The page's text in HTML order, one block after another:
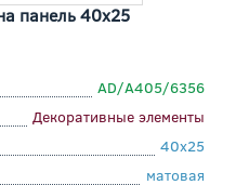
панель 40x25
AD/A405/6356
Декоративные элементы
40x25
матовая